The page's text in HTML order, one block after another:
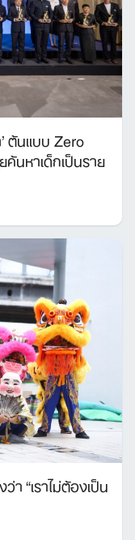
ต้นแบบ Zero
นหาเด็กเป็นราย
า “เราไม่ต้องเป็น